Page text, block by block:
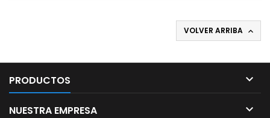
VOLVER ARRIBA 
PRODUCTOS 
NUESTRA EMPRESA 